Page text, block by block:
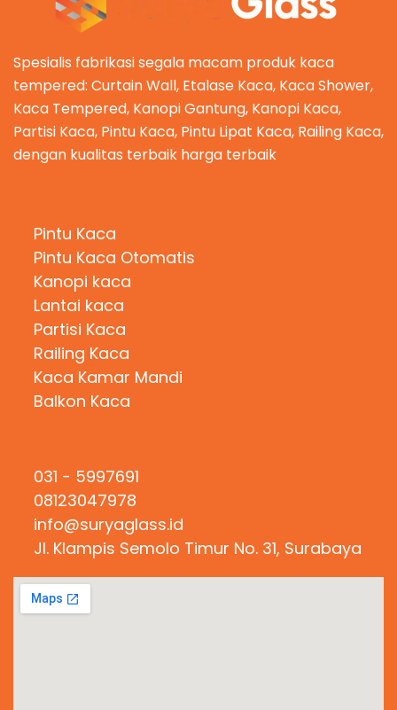
Spesialis fabrikasi segala macam produk kaca
tempered: Curtain Wall, Etalase Kaca, Kaca Shower,
Kaca Tempered, Kanopi Gantung, Kanopi Kaca,
Partisi Kaca, Pintu Kaca, Pintu Lipat Kaca, Railing Kaca,
dengan kualitas terbaik harga terbaik
Pintu Kaca
Pintu Kaca Otomatis
Kanopi kaca
Lantai kaca
Partisi Kaca
Railing Kaca
Kaca Kamar Mandi
Balkon Kaca
031 - 5997691
08123047978
info@suryaglass.id
Jl. Klampis Semolo Timur No. 31, Surabaya